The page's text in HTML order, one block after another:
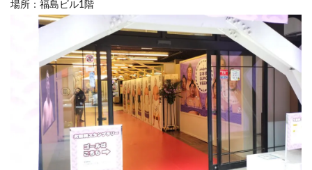
場所：福島ビル1階